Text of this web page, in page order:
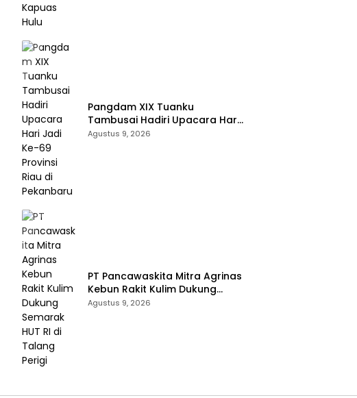
Pangdam XIX Tuanku
Tambusai Hadiri Upacara Hari
Jadi Ke-69 Provinsi Riau di
Agustus 9, 2026
‎PT Pancawaskita Mitra Agrinas
Kebun Rakit Kulim Dukung
Semarak HUT RI di Talang
Agustus 9, 2026